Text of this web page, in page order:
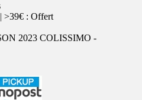
>39€ : Offert
2023 COLISSIMO -